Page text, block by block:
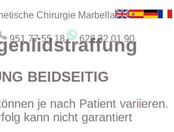
Chirurgie Marbella
951 77 55 18 628 32 01 90
BEIDSEITIG
je nach Patient variieren.
kann nicht garantiert